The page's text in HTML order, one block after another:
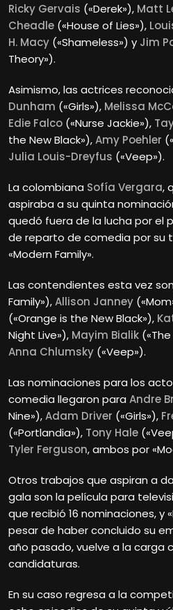
Ricky Gervais («Derek»), Matt
Cheadle («House of Lies»),
H. Macy («Shameless») y Jim
Theory»).
Asimismo, las actrices
Dunham («Girls»), Melissa
Edie Falco («Nurse Jackie»),
the New Black»),Amy Poehler
Julia Louis-Dreyfus («Veep»).
La colombiana Sofía Vergara,
aspiraba a su quinta
quedó fuera de la lucha por el
de reparto de comedia por su
«Modern Family».
Las contendientes esta vez son
Family»),Allison Janney
(«Orange is the New Black»),
Night Live»), Mayim Bialik
Anna Chlumsky («Veep»).
Las nominaciones para los
comedia llegaron para Andre
Nine»),Adam Driver («Girls»),
(«Portlandia»), Tony Hale
Tyler Ferguson, ambos por
Otros trabajos que aspiran a
gala son la película para
que recibió 16 nominaciones, y
pesar de haber concluido su
año pasado, vuelve a la carga
candidaturas.
En su caso regresa a la